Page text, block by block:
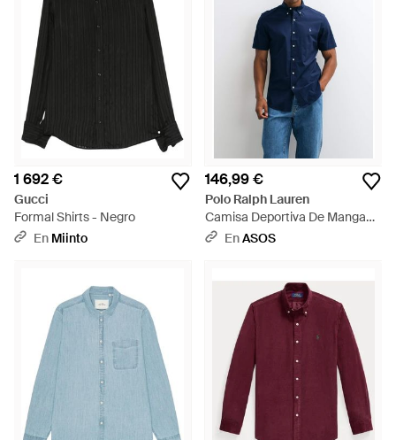
1 692 €
Gucci
Formal Shirts - Negro
En Miinto
146,99 €
Polo Ralph Lauren
Camisa Deportiva De Manga
Corta Custom Fit En - Azul
EnASOS